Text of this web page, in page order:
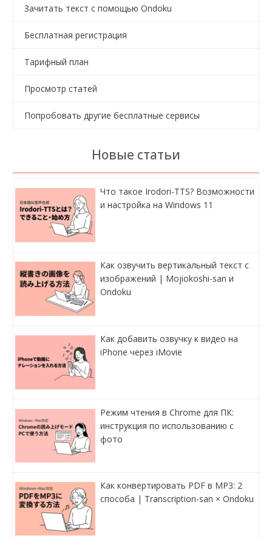
Зачитать текст с помощью Ondoku
Бесплатная регистрация
Тарифный план
Просмотр статей
Попробовать другие бесплатные сервисы
Новые статьи
Что такое Irodori-TTS? Возможности
и настройка на Windows 11
Как озвучить вертикальный текст с
изображений | Mojiokoshi-san и
Ondoku
Как добавить озвучку к видео на
iPhone через iMovie
Режим чтения в Chrome для ПК:
инструкция по использованию с
фото
Как конвертировать PDF в MP3: 2
способа | Transcription-san × Ondoku